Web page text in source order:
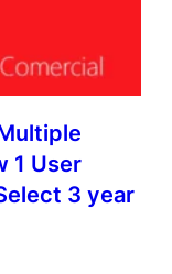
1 User
3 year